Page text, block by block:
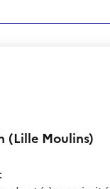
(Lille Moulins)